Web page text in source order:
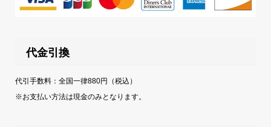
代金引換
代引手数料：全国一律880円（税込）
※お支払い方法は現金のみとなります。